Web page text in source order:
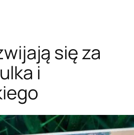
się za
i